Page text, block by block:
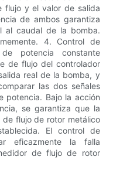
flujo y el valor de salida
de ambos garantiza
al caudal de la bomba.
4. Control de
potencia constante
de flujo del controlador
real de la bomba, y
las dos señales
potencia. Bajo la acción
se garantiza que la
flujo de rotor metálico
El control de
eficazmente la falla
de flujo de rotor